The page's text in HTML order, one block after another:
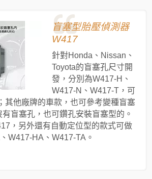
盲塞型胎壓偵測器
W417
針對Honda、Nissan、
Toyota的盲塞孔尺寸開
發，分別為W417-H、
W417-N、W417-T，可
其他廠牌的車款，也可參考變種盲塞
盲塞孔，也可鑽孔安裝盲塞型的。
，另外還有自動定位型的款式可做
W417-HA、W417-TA。